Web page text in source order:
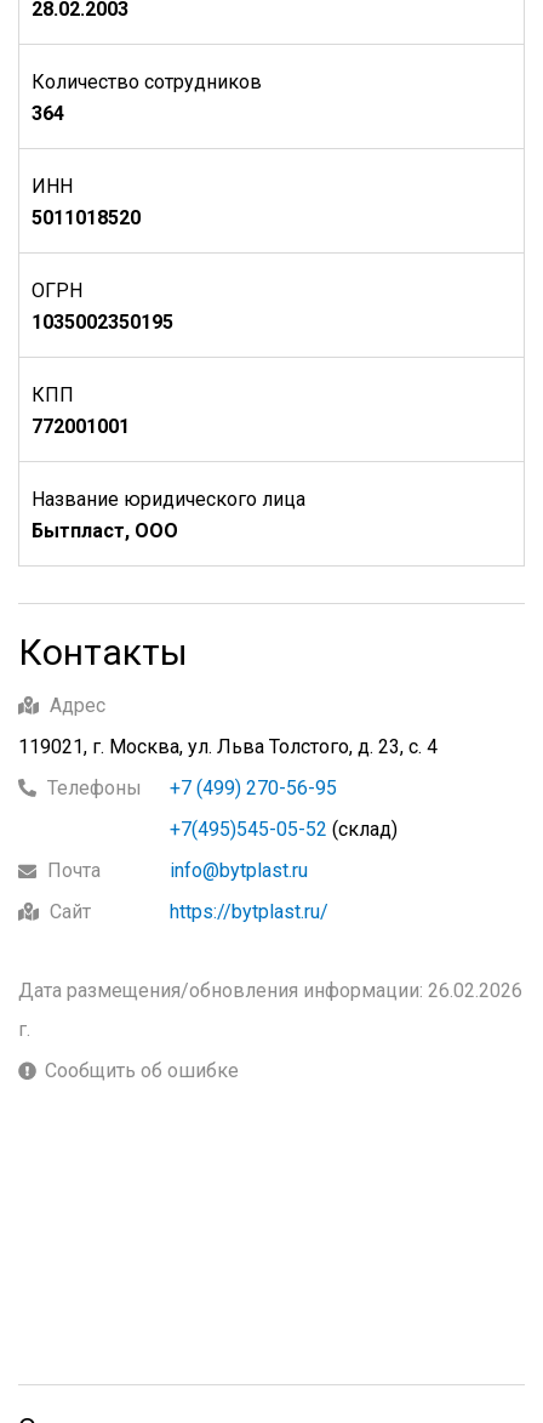
28.02.2003
Количество сотрудников
364
ИНН
5011018520
ОГРН
1035002350195
КПП
772001001
Название юридического лица
Бытпласт, ООО
Контакты
Адрес
119021, г. Москва, ул. Льва Толстого, д. 23, с. 4
Телефоны
+7 (499) 270-56-95
+7(495)545-05-52 (склад)
Почта
info@bytplast.ru
Сайт
https://bytplast.ru/
Дата размещения/обновления информации: 26.02.2026
г.
Сообщить об ошибке